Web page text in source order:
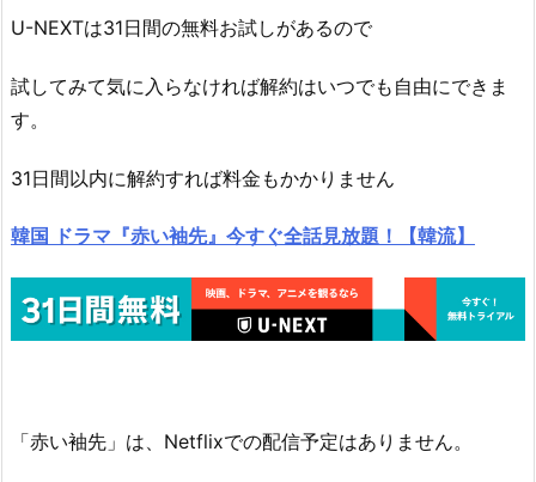
U-NEXTは31日間の無料お試しがあるので
試してみて気に入らなければ解約はいつでも自由にできま
す。
31日間以内に解約すれば料金もかかりません
韓国 ドラマ『赤い袖先』今すぐ全話見放題！【韓流】
「赤い袖先」は、Netflixでの配信予定はありません。